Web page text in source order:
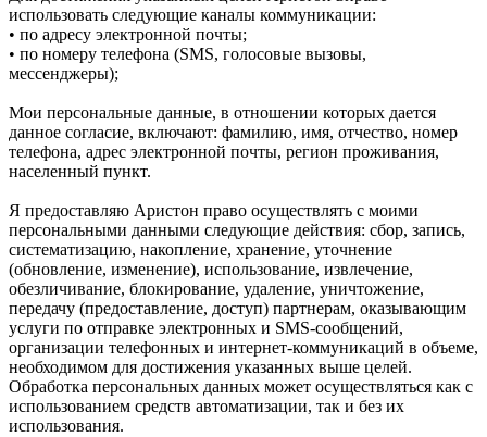
использовать следующие каналы коммуникации:
• по адресу электронной почты;
• по номеру телефона (SMS, голосовые вызовы,
мессенджеры);
Мои персональные данные, в отношении которых дается
данное согласие, включают: фамилию, имя, отчество, номер
телефона, адрес электронной почты, регион проживания,
населенный пункт.
Я предоставляю Аристон право осуществлять с моими
персональными данными следующие действия: сбор, запись,
систематизацию, накопление, хранение, уточнение
(обновление, изменение), использование, извлечение,
обезличивание, блокирование, удаление, уничтожение,
передачу (предоставление, доступ) партнерам, оказывающим
услуги по отправке электронных и SMS‑сообщений,
организации телефонных и интернет‑коммуникаций в объеме,
необходимом для достижения указанных выше целей.
Обработка персональных данных может осуществляться как с
использованием средств автоматизации, так и без их
использования.